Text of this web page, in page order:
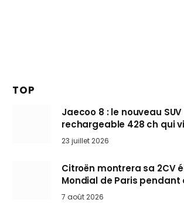
TOP
Jaecoo 8 : le nouveau
rechargeable 428 ch qui
arrive en Europe cet
23 juillet 2026
Citroën montrera sa 2CV
Mondial de Paris pendant
Mini désertent le salon
7 août 2026